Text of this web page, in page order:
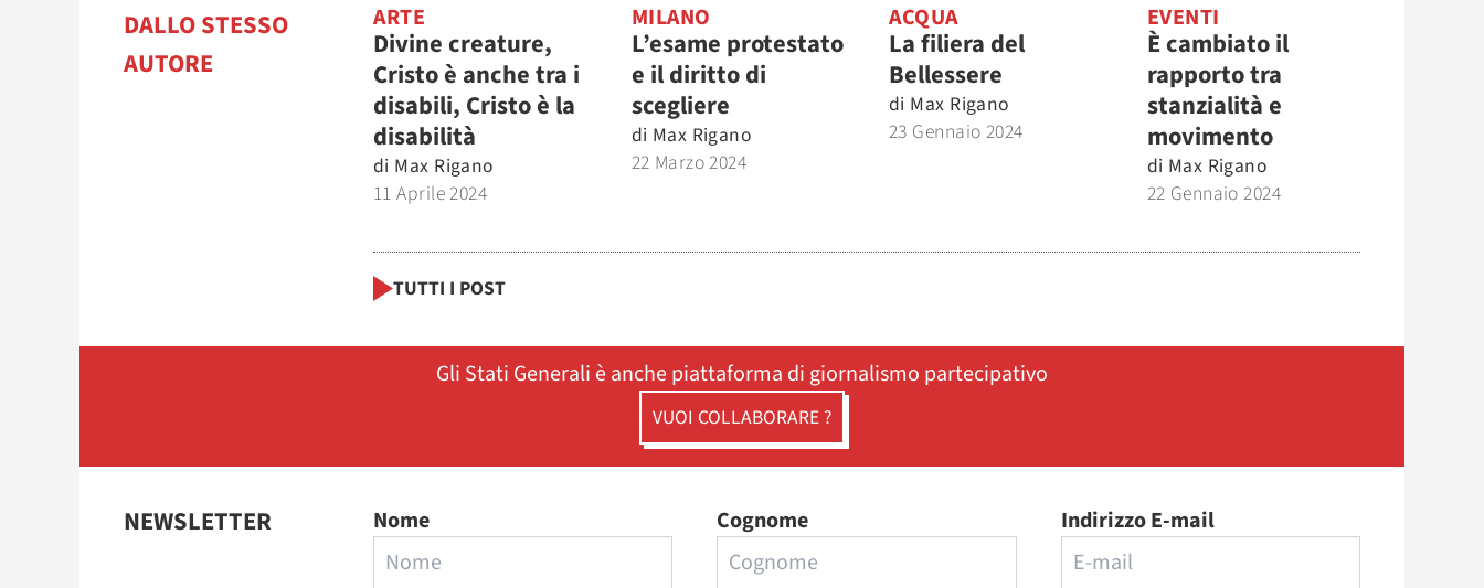
DALLO STESSO
AUTORE
ARTE
Divine creature,
Cristo è anche tra i
disabili, Cristo è la
disabilità
di Max Rigano
11 Aprile 2024
MILANO
L’esame protestato
e il diritto di
scegliere
di Max Rigano
22 Marzo 2024
ACQUA
La filiera del
Bellessere
di Max Rigano
23 Gennaio 2024
EVENTI
È cambiato il
rapporto tra
stanzialità e
movimento
di Max Rigano
22 Gennaio 2024
TUTTI I POST
Gli Stati Generali è anche piattaforma di giornalismo partecipativo
VUOI COLLABORARE ?
NEWSLETTER Nome Cognome Indirizzo E-mail